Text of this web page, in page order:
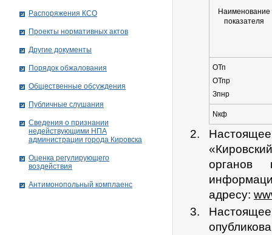
Наименование
показателя
ОТп
ОТпр
Зпнр
Nкф
Настоящее
органов
адресу:
Распоряжения КСО
Проекты нормативных актов
Другие документы
Порядок обжалования
Общественные обсуждения
Публичные слушания
Сведения о признании
недействующими НПА
администрации города Кировскa
Оценка регулирующего
воздействия
Антимонопольный комплаенс